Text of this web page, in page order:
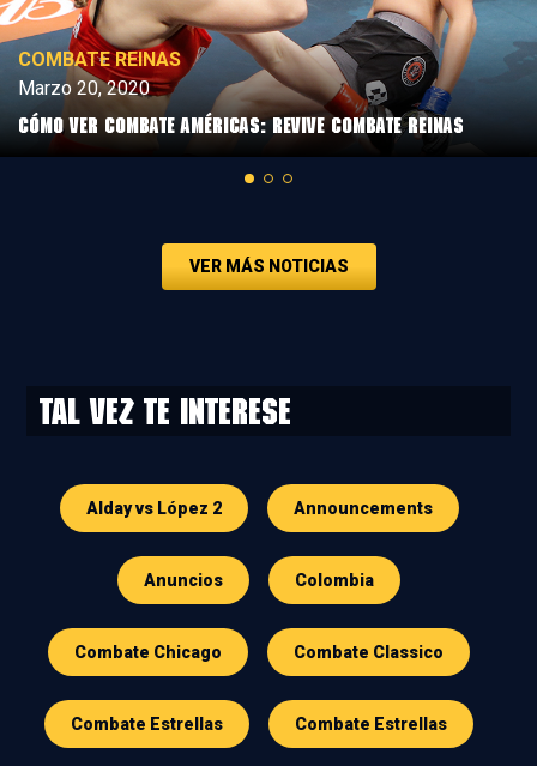
COMBATE REINAS
Marzo 20, 2020
Cómo ver Combate Américas: Revive Combate Reinas
VER MÁS NOTICIAS
Tal vez te interese
Alday vs López 2 Announcements
Anuncios Colombia
Combate Chicago Combate Classico
Combate Estrellas Combate Estrellas